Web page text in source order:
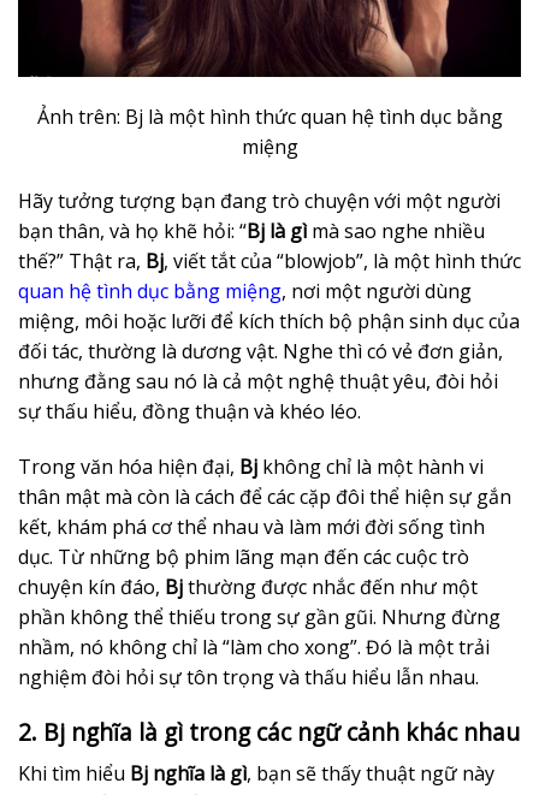
Ảnh trên: Bj là một hình thức quan hệ tình dục bằng
miệng
Hãy tưởng tượng bạn đang trò chuyện với một người
bạn thân, và họ khẽ hỏi: “Bj là gìmà sao nghe nhiều
thế?” Thật ra, Bj, viết tắt của “blowjob”, là một hình thức
quan hệ tình dục bằng miệng, nơi một người dùng
miệng, môi hoặc lưỡi để kích thích bộ phận sinh dục của
đối tác, thường là dương vật. Nghe thì có vẻ đơn giản,
nhưng đằng sau nó là cả một nghệ thuật yêu, đòi hỏi
sự thấu hiểu, đồng thuận và khéo léo.
Trong văn hóa hiện đại, Bj không chỉ là một hành vi
thân mật mà còn là cách để các cặp đôi thể hiện sự gắn
kết, khám phá cơ thể nhau và làm mới đời sống tình
dục. Từ những bộ phim lãng mạn đến các cuộc trò
chuyện kín đáo, Bjthường được nhắc đến như một
phần không thể thiếu trong sự gần gũi. Nhưng đừng
nhầm, nó không chỉ là “làm cho xong”. Đó là một trải
nghiệm đòi hỏi sự tôn trọng và thấu hiểu lẫn nhau.
2. Bj nghĩa là gì trong các ngữ cảnh khác nhau
Khi tìm hiểu Bj nghĩa là gì, bạn sẽ thấy thuật ngữ này